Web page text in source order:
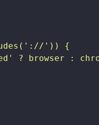
')) {
? browser :